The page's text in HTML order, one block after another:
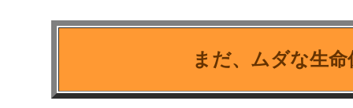
まだ、ムダな生